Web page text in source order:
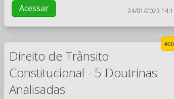
Acessar 24/01/2023
Direito de Trânsito
Constitucional - 5 Doutrinas
Analisadas